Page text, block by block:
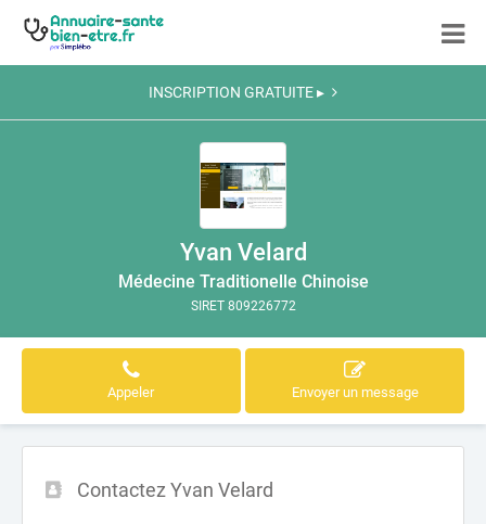
INSCRIPTION GRATUITE ▸
Yvan Velard
Médecine Traditionelle Chinoise
SIRET 809226772
Appeler Envoyer un message
Contactez Yvan Velard